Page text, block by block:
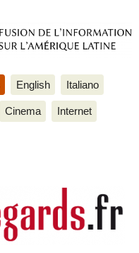
English Italiano
Cinema Internet